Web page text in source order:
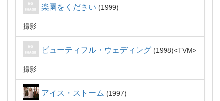
楽園をください 1999
撮影
ビューティフル・ウェディング 1998 TVM
撮影
アイス・ストーム 1997